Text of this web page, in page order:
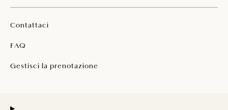
Contattaci
FAQ
Gestisci la prenotazione